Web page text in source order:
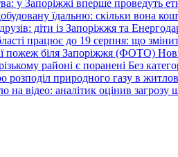
у Запоріжжі вперше проведуть
їдальню: скільки вона
діти із Запоріжжя та
працює до 19 серпня: що
пожеж біля Запоріжжя (ФОТО)
районі є поранені Без
розподіл природного газу в
на відео: аналітик оцінив загрозу